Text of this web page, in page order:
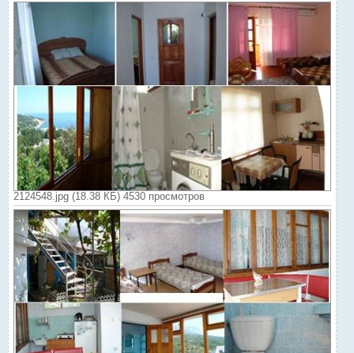
2124548.jpg (18.38 КБ) 4530 просмотров